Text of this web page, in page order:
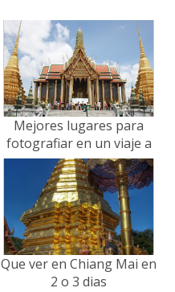
Mejores lugares para
fotografiar en un viaje a
Tailandia
Que ver en Chiang Mai en
2 o 3 dias